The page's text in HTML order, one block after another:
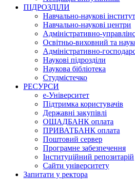
ПІДРОЗДІЛИ
Навчально-наукові
Навчально-наукові центри
Адміністративно-
Освітньо-виховний та
Адміністративно-
Наукові підрозділи
Наукова бібліотека
Студмістечко
РЕСУРСИ
е-Університет
Підтримка користувачів
Державні закупівлі
ОЩАДБАНК оплата
ПРИВАТБАНК оплата
Поштовий сервер
Програмне забезпечення
Інституційний репозитарій
Сайти університету
Запитати у ректора